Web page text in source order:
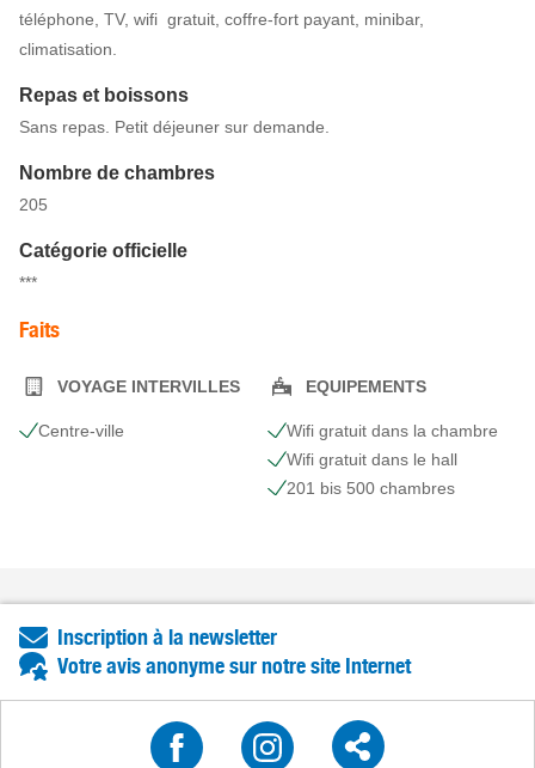
téléphone, TV, wifi gratuit, coffre-fort payant, minibar,
climatisation.
Repas et boissons
Sans repas. Petit déjeuner sur demande.
Nombre de chambres
205
Catégorie officielle
***
Faits
VOYAGE INTERVILLES
Centre-ville
EQUIPEMENTS
Wifi gratuit dans la chambre
Wifi gratuit dans le hall
201 bis 500 chambres
Inscription à la newsletter
Votre avis anonyme sur notre site Internet